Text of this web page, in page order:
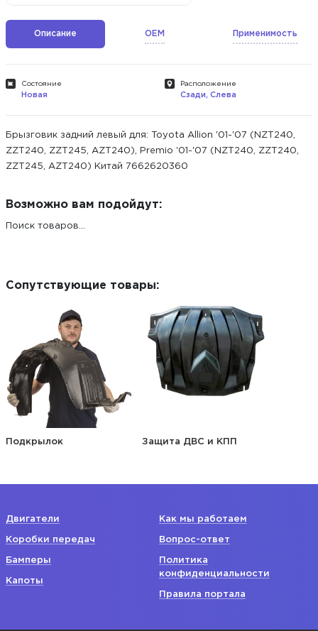
Описание OEM Применимость
Состояние
Новая
Расположение
Сзади, Слева
Брызговик задний левый для: Toyota Allion '01-'07 (NZT240,
ZZT240, ZZT245, AZT240), Premio '01-'07 (NZT240, ZZT240,
ZZT245, AZT240) Китай 7662620360
Возможно вам подойдут:
Поиск товаров...
Сопутствующие товары:
Подкрылок Защита ДВС и КПП
Двигатели
Коробки передач
Бамперы
Капоты
Как мы работаем
Вопрос-ответ
Политика
конфиденциальности
Правила портала